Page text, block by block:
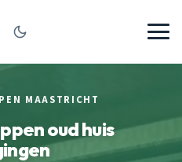
MAASTRICHT
oud huis